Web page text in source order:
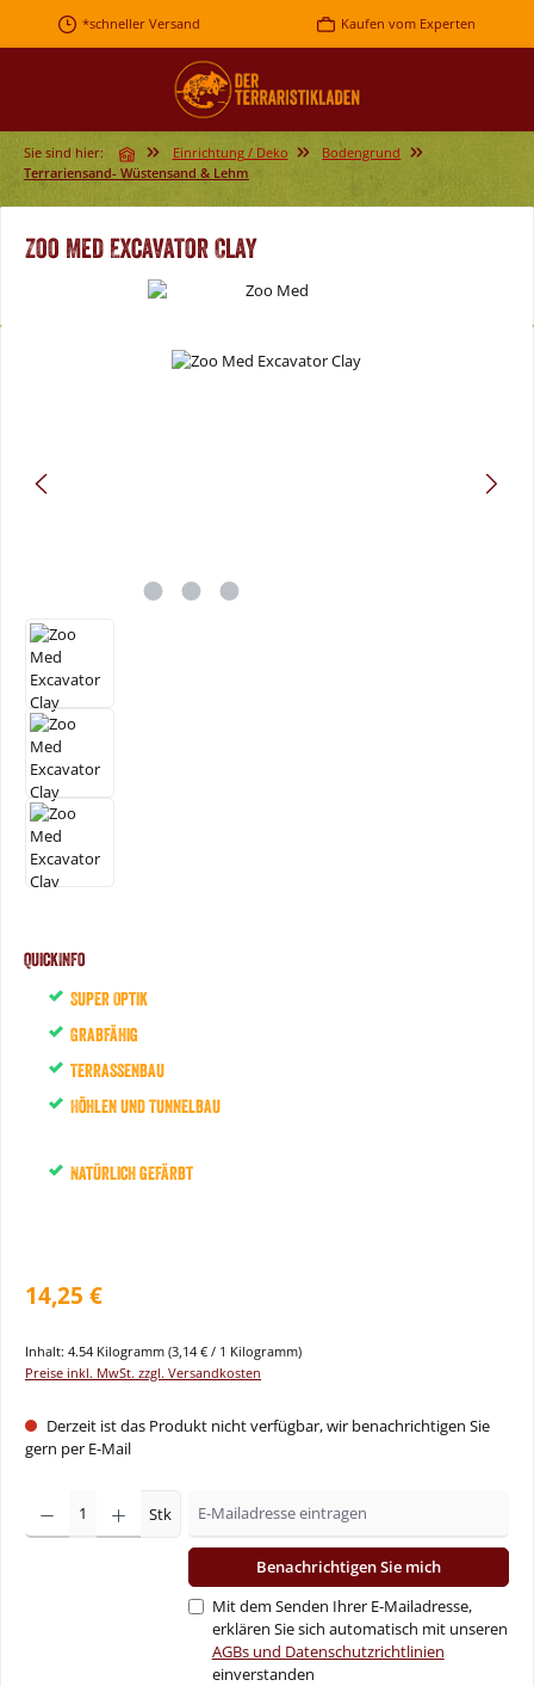
Zum Hauptinhalt springen
*schneller Versand Kaufen vom Experten
Sie sind hier: Einrichtung / Deko
Bodengrund
Terrariensand- Wüstensand & Lehm
Zoo Med Excavator Clay
Bildergalerie überspringen
QuickInfo
Super Optik
Grabfähig
Terrassenbau
Höhlen und Tunnelbau
Natürlich gefärbt
14,25 €
Inhalt: 4.54 Kilogramm (3,14 € / 1 Kilogramm)
Preise inkl. MwSt. zzgl. Versandkosten
Derzeit ist das Produkt nicht verfügbar, wir benachrichtigen Sie
gern per E-Mail
Stk
Benachrichtigen Sie mich
Mit dem Senden Ihrer E-Mailadresse,
erklären Sie sich automatisch mit unseren
AGBs und Datenschutzrichtlinien
einverstanden